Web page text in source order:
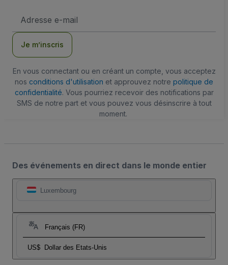
e-
Je m’inscris
En vous connectant ou en créant un compte, vous acceptez
nos conditions d'utilisation et approuvez notre politique de
confidentialité. Vous pourriez recevoir des notifications par
SMS de notre part et vous pouvez vous désinscrire à tout
moment.
Des événements en direct dans le monde entier
Luxembourg
Français (FR)
US$ Dollar des Etats-Unis